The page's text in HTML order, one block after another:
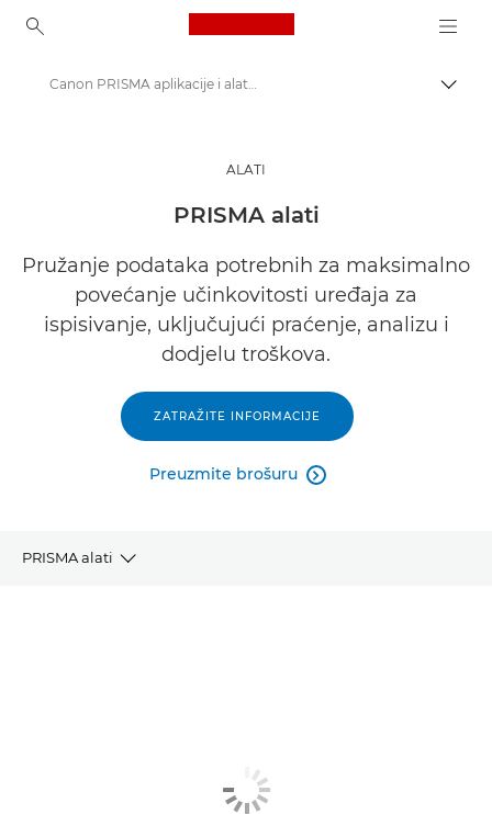
Canon Logo, back to
Canon PRISMA aplikacije i alati u oblaku
ALATI
PRISMA alati
Pružanje podataka potrebnih za maksimalno
povećanje učinkovitosti uređaja za
ispisivanje, uključujući praćenje, analizu i
dodjelu troškova.
ZATRAŽITE INFORMACIJE
Preuzmite brošuru 
PRISMA alati